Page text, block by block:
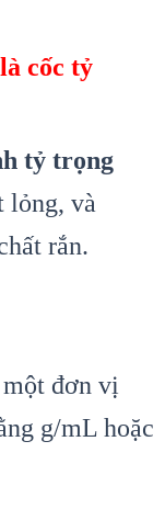
cốc tỷ
tỷ trọng
lỏng, và
rắn.
đơn vị
g/mL hoặc